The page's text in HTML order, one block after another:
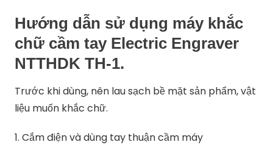
Hướng dẫn sử dụng máy khắc
chữ cầm tay Electric Engraver
NTTHDK TH-1.
Trước khi dùng, nên lau sạch bề mặt sản phẩm, vật
liệu muốn khắc chữ.
1. Cắm điện và dùng tay thuận cầm máy